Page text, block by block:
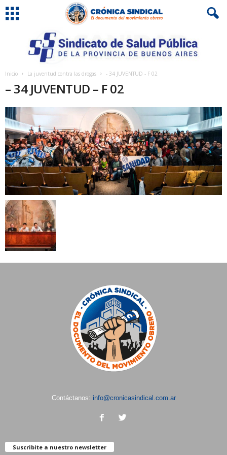
Inicio La juventud contra las drogas - 34 JUVENTUD - F 02
– 34 JUVENTUD – F 02
Contáctanos: info@cronicasindical.com.ar
Suscribite a nuestro newsletter